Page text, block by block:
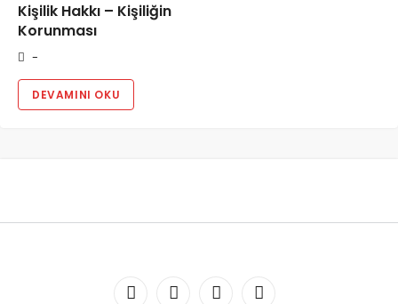
Kişilik Hakkı – Kişiliğin
Korunması
-
DEVAMINI OKU